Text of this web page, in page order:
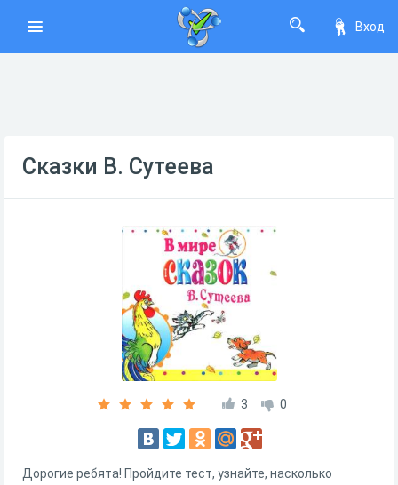
Вход
Сказки В. Сутеева
3 0
Дорогие ребята! Пройдите тест, узнайте, насколько